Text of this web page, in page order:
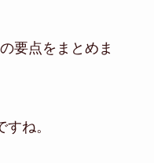
要点をまとめま
ね。